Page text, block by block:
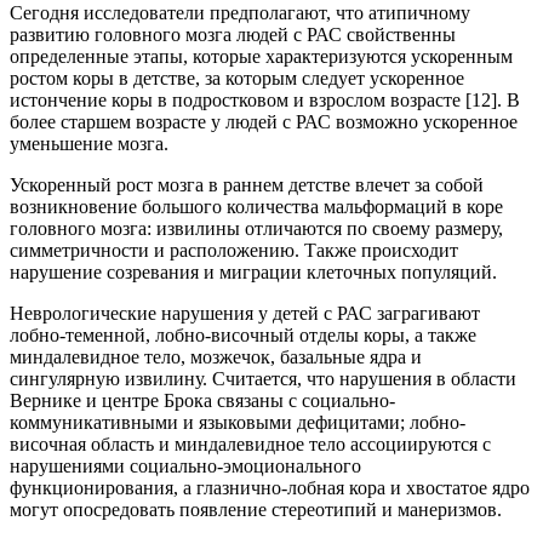
Сегодня исследователи предполагают, что атипичному
развитию головного мозга людей с РАС свойственны
определенные этапы, которые характеризуются ускоренным
ростом коры в детстве, за которым следует ускоренное
истончение коры в подростковом и взрослом возрасте [12]. В
более старшем возрасте у людей с РАС возможно ускоренное
уменьшение мозга.
Ускоренный рост мозга в раннем детстве влечет за собой
возникновение большого количества мальформаций в коре
головного мозга: извилины отличаются по своему размеру,
симметричности и расположению. Также происходит
нарушение созревания и миграции клеточных популяций.
Неврологические нарушения у детей с РАС заграгивают
лобно-теменной, лобно-височный отделы коры, а также
миндалевидное тело, мозжечок, базальные ядра и
сингулярную извилину. Считается, что нарушения в области
Вернике и центре Брока связаны с социально-
коммуникативными и языковыми дефицитами; лобно-
височная область и миндалевидное тело ассоциируются с
нарушениями социально-эмоционального
функционирования, а глазнично-лобная кора и хвостатое ядро
могут опосредовать появление стереотипий и манеризмов.